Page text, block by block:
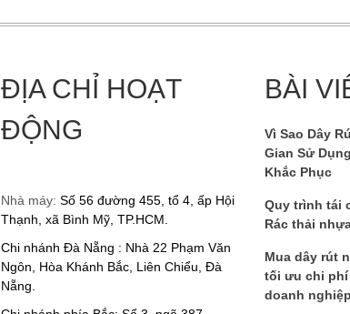
ĐỊA CHỈ HOẠT
ĐỘNG
Nhà máy: Số 56 đường 455, tổ 4, ấp Hội
Thạnh, xã Bình Mỹ, TP.HCM.
Chi nhánh Đà Nẵng : Nhà 22 Phạm Văn
Ngôn, Hòa Khánh Bắc, Liên Chiểu, Đà
Nẵng.
BÀI
Vì Sao Dây
Gian Sử
Khắc Phục
Quy trình tái
Rác thải
Mua dây rút
tối ưu chi phí
doanh nghiệp